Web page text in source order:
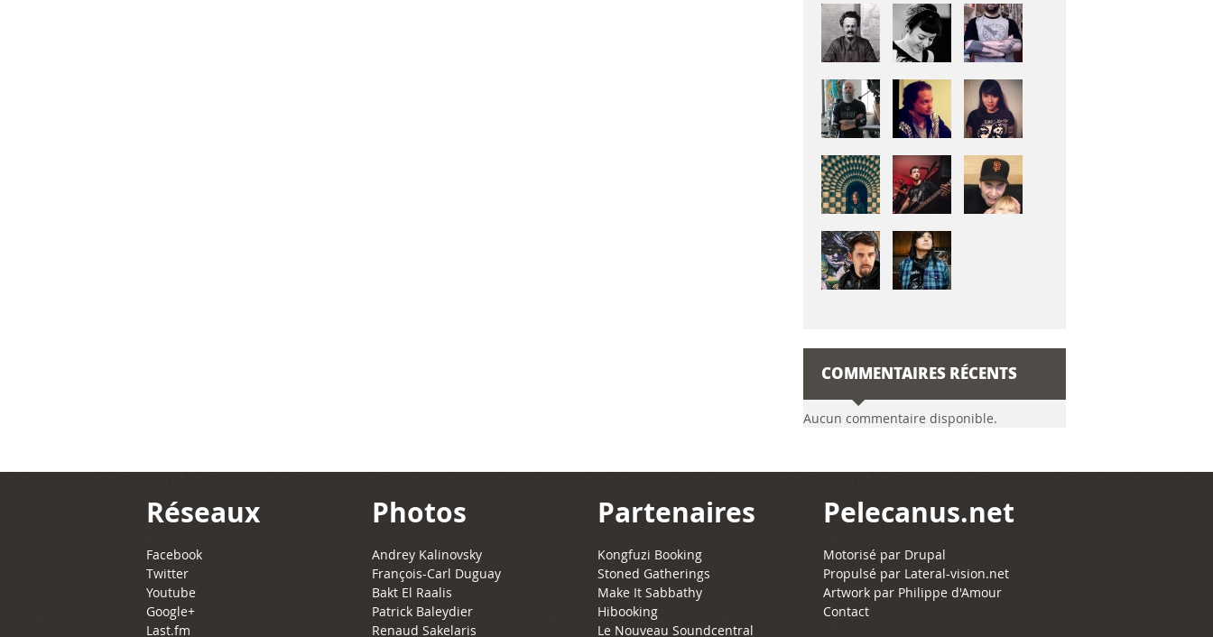
COMMENTAIRES RÉCENTS
Aucun commentaire disponible.
Réseaux
Facebook
Twitter
Youtube
Google+
Last.fm
Photos
Andrey Kalinovsky
François-Carl Duguay
Bakt El Raalis
Patrick Baleydier
Renaud Sakelaris
Partenaires
Kongfuzi Booking
Stoned Gatherings
Make It Sabbathy
Hibooking
Le Nouveau Soundcentral
Pelecanus.net
Motorisé par Drupal
Propulsé par Lateral-vision.net
Artwork par Philippe d'Amour
Contact